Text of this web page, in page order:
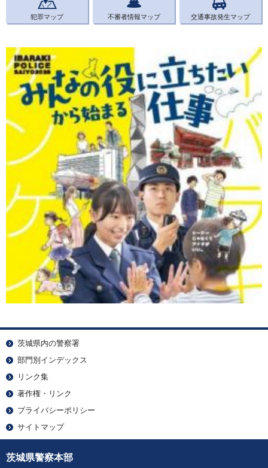
犯罪マップ 不審者情報マップ 交通事故発生マップ
茨城県内の警察署
部門別インデックス
リンク集
著作権・リンク
プライバシーポリシー
サイトマップ
茨城県警察本部